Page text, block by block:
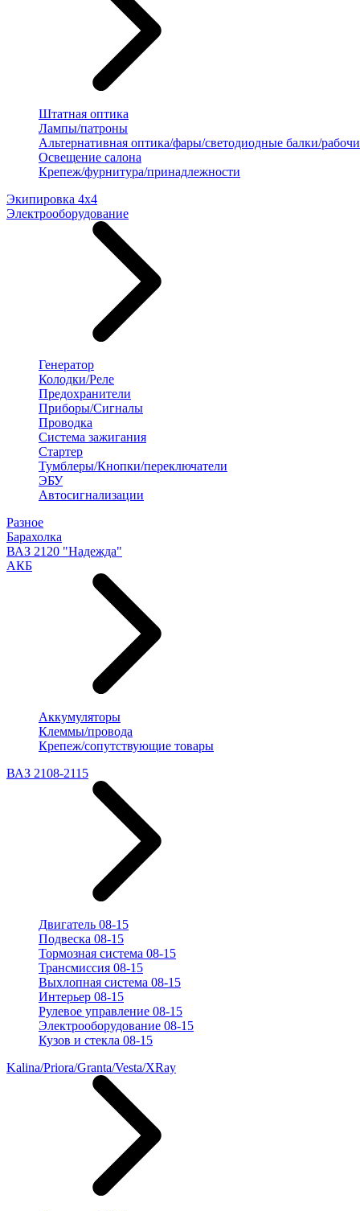
Штатная оптика
Лампы/патроны
Альтернативная оптика/фары/светодиодные балки/
Освещение салона
Крепеж/фурнитура/принадлежности
Экипировка 4х4
Электрооборудование
Генератор
Колодки/Реле
Предохранители
Приборы/Сигналы
Проводка
Система зажигания
Стартер
Тумблеры/Кнопки/переключатели
ЭБУ
Автосигнализации
Разное
Барахолка
ВАЗ 2120 "Надежда"
АКБ
Аккумуляторы
Клеммы/провода
Крепеж/сопутствующие товары
ВАЗ 2108-2115
Двигатель 08-15
Подвеска 08-15
Тормозная система 08-15
Трансмиссия 08-15
Выхлопная система 08-15
Интерьер 08-15
Рулевое управление 08-15
Электрооборудование 08-15
Кузов и стекла 08-15
Kalina/Priora/Granta/Vesta/XRay